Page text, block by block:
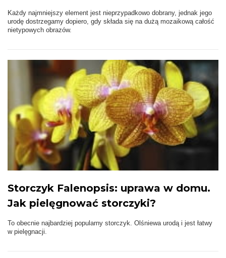
Każdy najmniejszy element jest nieprzypadkowo dobrany, jednak jego
urodę dostrzegamy dopiero, gdy składa się na dużą mozaikową całość
nietypowych obrazów.
Storczyk Falenopsis: uprawa w domu.
Jak pielęgnować storczyki?
To obecnie najbardziej popularny storczyk. Olśniewa urodą i jest łatwy
w pielęgnacji.